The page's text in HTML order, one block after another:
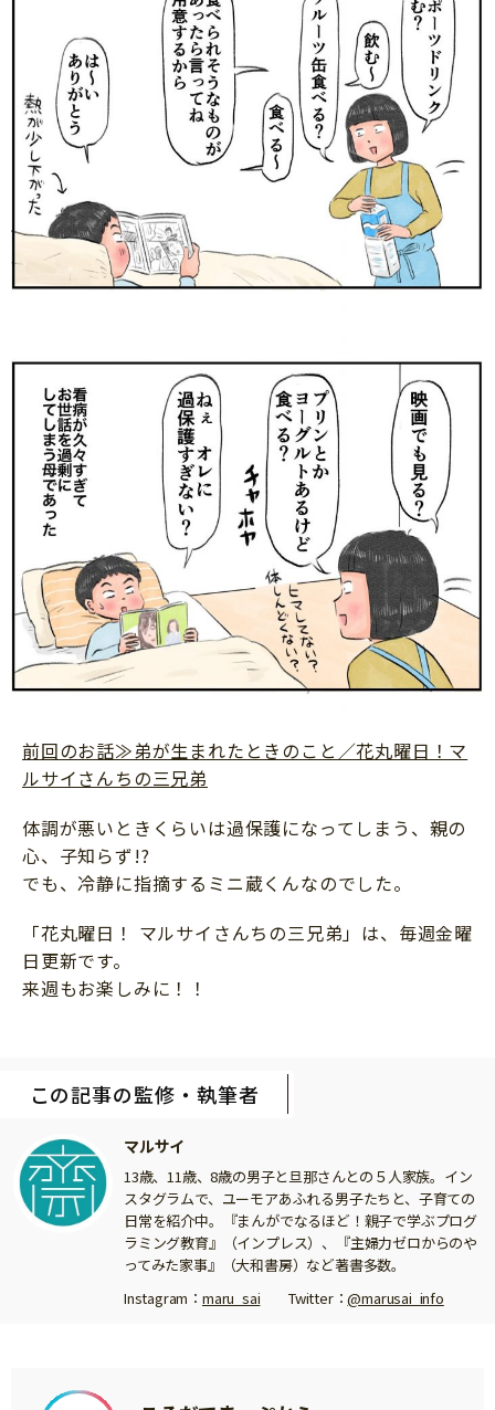
前回のお話≫弟が生まれたときのこと／花丸曜日！マ
ルサイさんちの三兄弟
体調が悪いときくらいは過保護になってしまう、親の
心、子知らず!?
でも、冷静に指摘するミニ蔵くんなのでした。
「花丸曜日！ マルサイさんちの三兄弟」は、毎週金曜
日更新です。
来週もお楽しみに！！
この記事の監修・執筆者
マルサイ
13歳、11歳、8歳の男子と旦那さんとの５人家族。イン
スタグラムで、ユーモアあふれる男子たちと、子育ての
日常を紹介中。『まんがでなるほど！親子で学ぶプログ
ラミング教育』（インプレス）、『主婦力ゼロからのや
ってみた家事』（大和書房）など著書多数。
Instagram： maru_sai Twitter：@marusai_info